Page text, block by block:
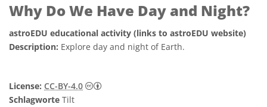
Why Do We Have Day and Night?
astroEDU educational activity (links to astroEDU website)
Description: Explore day and night of Earth.
License: CC-BY-4.0
Creative Commons Namensnennung 4.0
Schlagworte Tilt